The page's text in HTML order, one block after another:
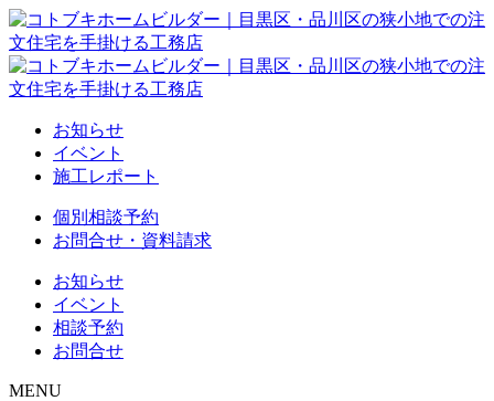
お知らせ
イベント
施工レポート
個別相談予約
お問合せ・資料請求
お知らせ
イベント
相談予約
お問合せ
MENU